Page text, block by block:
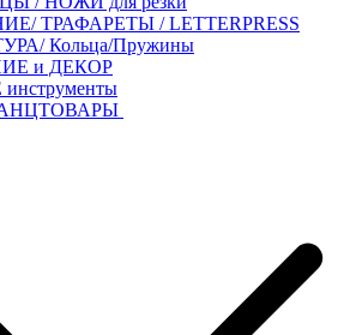
ТРАФАРЕТЫ / LETTERPRESS
Кольца/Пружины
и ДЕКОР